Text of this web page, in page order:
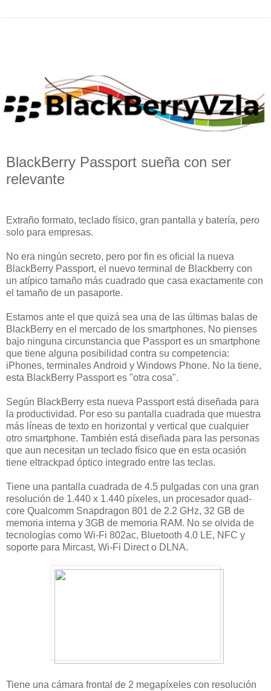
BlackBerry Passport sueña con ser
relevante
Extraño formato, teclado físico, gran pantalla y batería, pero
solo para empresas.
No era ningún secreto, pero por fin es oficial la nueva
BlackBerry Passport, el nuevo terminal de Blackberry con
un atípico tamaño más cuadrado que casa exactamente con
el tamaño de un pasaporte.
Estamos ante el que quizá sea una de las últimas balas de
BlackBerry en el mercado de los smartphones. No pienses
bajo ninguna circunstancia que Passport es un smartphone
que tiene alguna posibilidad contra su competencia:
iPhones, terminales Android y Windows Phone. No la tiene,
esta BlackBerry Passport es "otra cosa".
Según BlackBerry esta nueva Passport está diseñada para
la productividad. Por eso su pantalla cuadrada que muestra
más líneas de texto en horizontal y vertical que cualquier
otro smartphone. También está diseñada para las personas
que aun necesitan un teclado físico que en esta ocasión
tiene eltrackpad óptico integrado entre las teclas.
Tiene una pantalla cuadrada de 4.5 pulgadas con una gran
resolución de 1.440 x 1.440 píxeles, un procesador quad-
core Qualcomm Snapdragon 801 de 2.2 GHz, 32 GB de
memoria interna y 3GB de memoria RAM. No se olvida de
tecnologías como Wi-Fi 802ac, Bluetooth 4.0 LE, NFC y
soporte para Mircast, Wi-Fi Direct o DLNA.
Tiene una cámara frontal de 2 megapíxeles con resolución